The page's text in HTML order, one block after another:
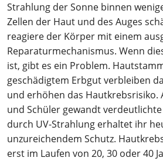
Strahlung der Sonne binnen
Zellen der Haut und des Auges
reagiere der Körper mit einem
Reparaturmechanismus. Wenn
ist, gibt es ein Problem.
geschädigtem Erbgut verbleiben
und erhöhen das Hautkrebsrisiko.
und Schüler gewandt verdeutlichte
durch UV-Strahlung erhaltet ihr
unzureichendem Schutz.
erst im Laufen von 20, 30 oder 40